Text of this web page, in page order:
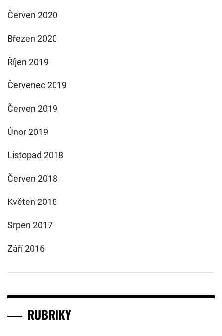
Červen 2020
Březen 2020
Říjen 2019
Červenec 2019
Červen 2019
Únor 2019
Listopad 2018
Červen 2018
Květen 2018
Srpen 2017
Září 2016
RUBRIKY